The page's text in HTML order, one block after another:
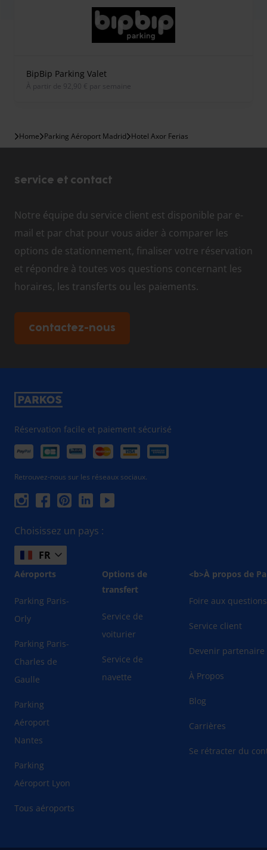
BipBip Parking Valet
À partir de 92,90 € par semaine
Home Parking Aéroport Madrid Hotel Axor Ferias
Service et contact
Notre équipe du service client est disponible par e-
mail et par chat pour vous aider à comparer les
options de stationnement, finaliser votre réservation
et répondre à toutes vos questions concernant les
horaires, les transferts ou les paiements.
Contactez-nous
Réservation facile et paiement sécurisé
Retrouvez-nous sur les réseaux sociaux.
Choisissez un pays :
FR
Aéroports
Parking Paris-
Orly
Parking Paris-
Charles de
Gaulle
Parking
Aéroport
Nantes
Parking
Aéroport Lyon
Tous aéroports
Options de
transfert
Service de
voiturier
Service de
navette
<b>À propos de
Foire aux questions
Service client
Devenir partenaire
À Propos
Blog
Carrières
Se rétracter du